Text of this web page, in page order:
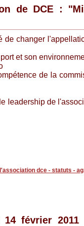
de DCE :
de changer
et son
de la
leadership de
dce - statuts -
14 février 2011